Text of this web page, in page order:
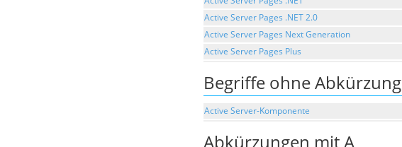
Active Server Pages .NET 2.0
Active Server Pages Next Generation
Active Server Pages Plus
Begriffe ohne Abkürzung
Active Server-Komponente
Abkürzungen mit A